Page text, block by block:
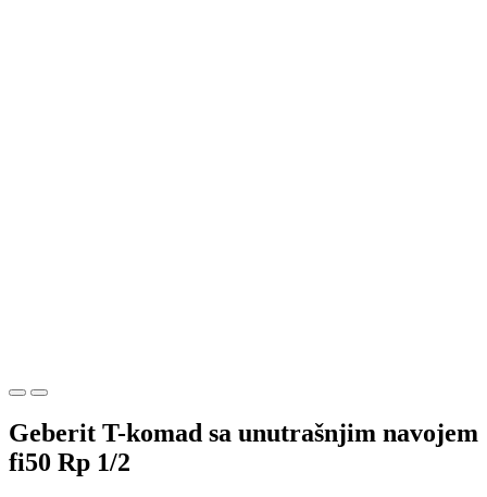
Geberit T-komad sa unutrašnjim navojem
fi50 Rp 1/2